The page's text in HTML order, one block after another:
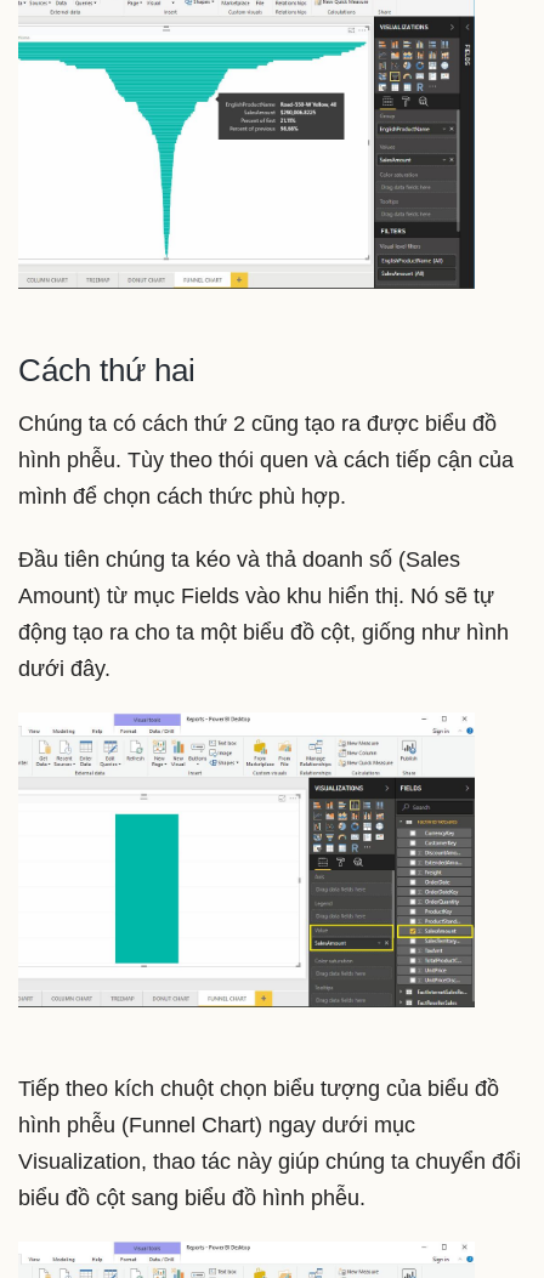
Cách thứ hai
Chúng ta có cách thứ 2 cũng tạo ra được biểu đồ
hình phễu. Tùy theo thói quen và cách tiếp cận của
mình để chọn cách thức phù hợp.
Đầu tiên chúng ta kéo và thả doanh số (Sales
Amount) từ mục Fields vào khu hiển thị. Nó sẽ tự
động tạo ra cho ta một biểu đồ cột, giống như hình
dưới đây.
Tiếp theo kích chuột chọn biểu tượng của biểu đồ
hình phễu (Funnel Chart) ngay dưới mục
Visualization, thao tác này giúp chúng ta chuyển đổi
biểu đồ cột sang biểu đồ hình phễu.